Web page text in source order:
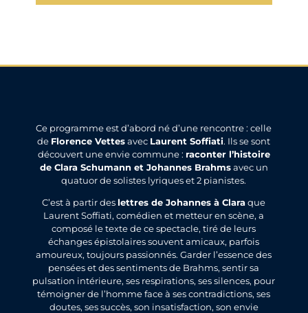
Ce programme est d’abord né d’une rencontre : celle
de Florence Vettesavec Laurent Soffiati. Ils se sont
découvert une envie commune : raconter l’histoire
de Clara Schumann et Johannes Brahmsavec un
quatuor de solistes lyriques et 2 pianistes.
C’est à partir des lettres de Johannes à Claraque
Laurent Soffiati, comédien et metteur en scène, a
composé le texte de ce spectacle, tiré de leurs
échanges épistolaires souvent amicaux, parfois
amoureux, toujours passionnés. Garder l’essence des
pensées et des sentiments de Brahms, sentir sa
pulsation intérieure, ses respirations, ses silences, pour
témoigner de l’homme face à ses contradictions, ses
doutes, ses succès, son insatisfaction, son envie